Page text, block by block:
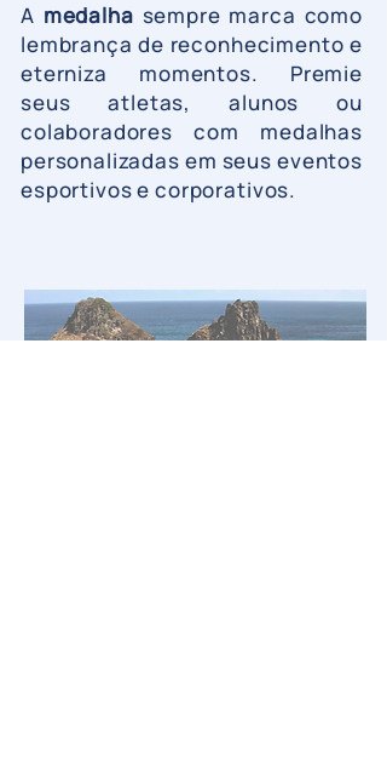
A medalha sempre marca como
lembrança de reconhecimento e
eterniza momentos. Premie
seus atletas, alunos ou
colaboradores com medalhas
personalizadas em seus eventos
esportivos e corporativos.